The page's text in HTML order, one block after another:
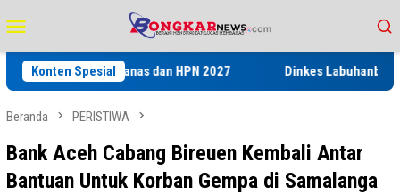
ke
kontenMobile
Konten Spesial
Porwanas dan HPN 2027 Dinkes Labuhanbatu Gelar
Beranda PERISTIWA
Bank Aceh Cabang Bireuen Kembali Antar
Bantuan Untuk Korban Gempa di Samalanga